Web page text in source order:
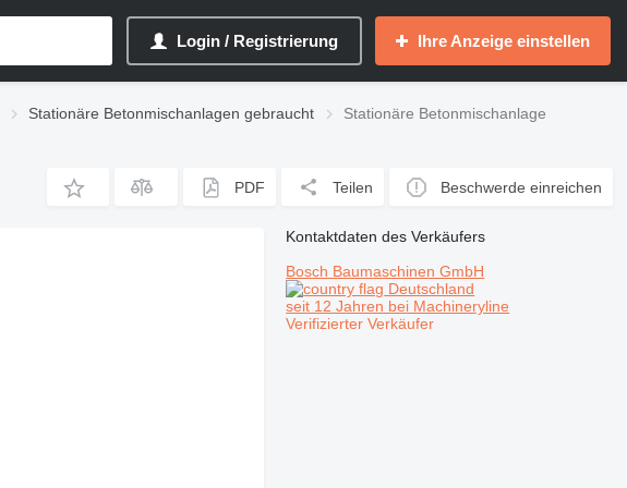
Login / Registrierung Ihre Anzeige einstellen
Stationäre Betonmischanlagen gebraucht Stationäre Betonmischanlage
PDF Teilen Beschwerde einreichen
Kontaktdaten des Verkäufers
Bosch Baumaschinen GmbH
Deutschland
seit 12 Jahren bei Machineryline
Verifizierter Verkäufer